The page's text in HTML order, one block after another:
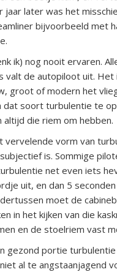
later was het
bijvoorbeeld met
ik) nog nooit ervaren.
valt de autopiloot uit.
groot of modern het
soort turbulentie te
die riem om hebben.
vorm van
is. Sommige
net even iets
uit, en dan 5
moet de
in het kijken van die
en de stoelriem vast
gezond portie
al te angstaanjagend